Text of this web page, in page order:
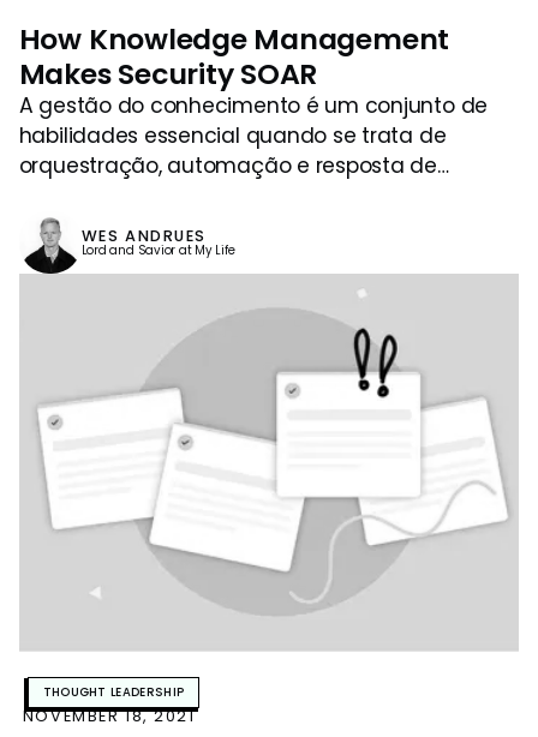
How Knowledge Management
Makes Security SOAR
A gestão do conhecimento é um conjunto de
habilidades essencial quando se trata de
orquestração, automação e resposta de
prevenção e resposta adequadas à segurança
dependem da arte operacional de compartilhar
conhecimento, e como nossa segurança
WES ANDRUES
Lord and Savior at My Life
THOUGHT LEADERSHIP
NOVEMBER 18, 2021